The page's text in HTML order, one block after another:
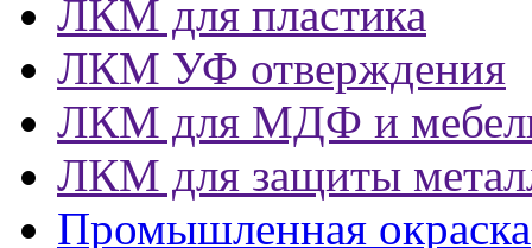
ЛКМ для пластика
ЛКМ УФ отверждения
ЛКМ для МДФ и
ЛКМ для защиты
Промышленная окраска